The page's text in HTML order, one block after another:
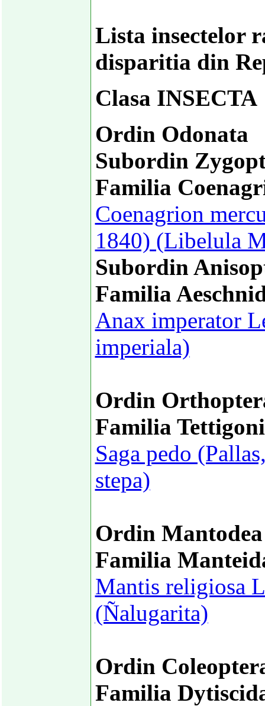
Lista insectelor
disparitia din
Clasa INSECTA
Ordin Odonata
Subordin
Familia
Coenagrion
1840) (Libelula
Subordin
Familia
Anax imperator
imperiala)
Ordin
Familia
Saga pedo
stepa)
Ordin Mantodea
Familia
Mantis religiosa
(Ñalugarita)
Ordin
Familia